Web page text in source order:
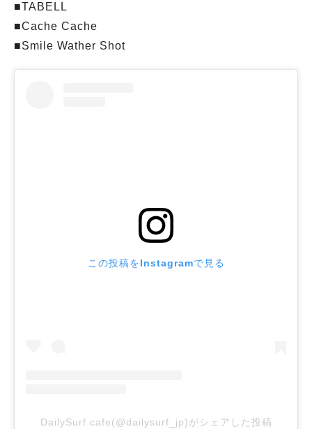
■TABELL
■Cache Cache
■Smile Wather Shot
この投稿をInstagramで見る
DailySurf cafe(@dailysurf_jp)がシェアした投稿